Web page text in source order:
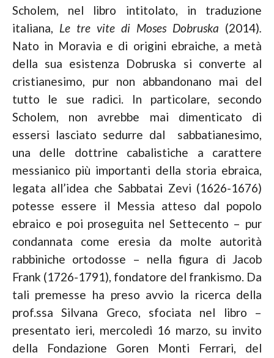
Scholem, nel libro intitolato, in traduzione
italiana, Le tre vite di Moses Dobruska (2014).
Nato in Moravia e di origini ebraiche, a metà
della sua esistenza Dobruska si converte al
cristianesimo, pur non abbandonano mai del
tutto le sue radici. In particolare, secondo
Scholem, non avrebbe mai dimenticato di
essersi lasciato sedurre dal sabbatianesimo,
una delle dottrine cabalistiche a carattere
messianico più importanti della storia ebraica,
legata all’idea che Sabbatai Zevi (1626-1676)
potesse essere il Messia atteso dal popolo
ebraico e poi proseguita nel Settecento – pur
condannata come eresia da molte autorità
rabbiniche ortodosse – nella figura di Jacob
Frank (1726-1791), fondatore del frankismo. Da
tali premesse ha preso avvio la ricerca della
prof.ssa Silvana Greco, sfociata nel libro –
presentato ieri, mercoledì 16 marzo, su invito
della Fondazione Goren Monti Ferrari, del